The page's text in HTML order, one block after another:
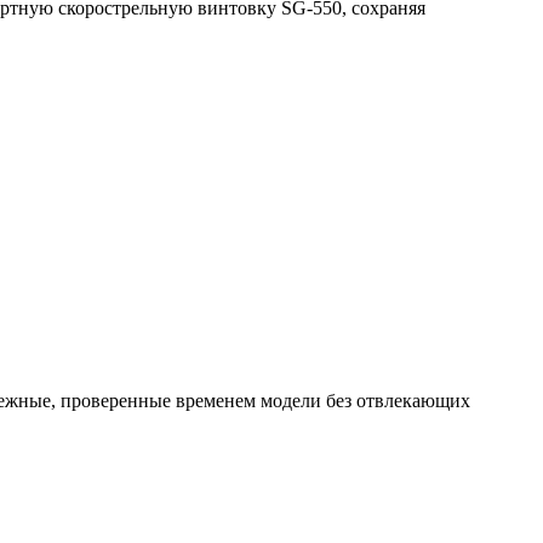
скорострельную винтовку SG-550, сохраняя
проверенные временем модели без отвлекающих